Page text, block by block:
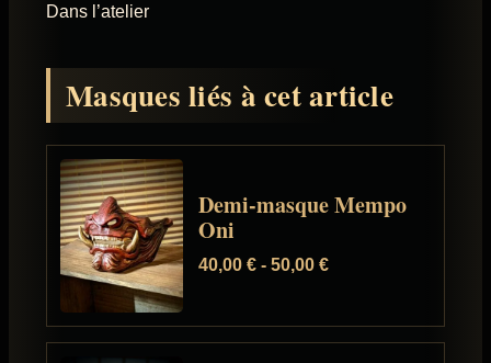
Dans l’atelier
Masques liés à cet article
Demi-masque Mempo
Oni
40,00 € - 50,00 €